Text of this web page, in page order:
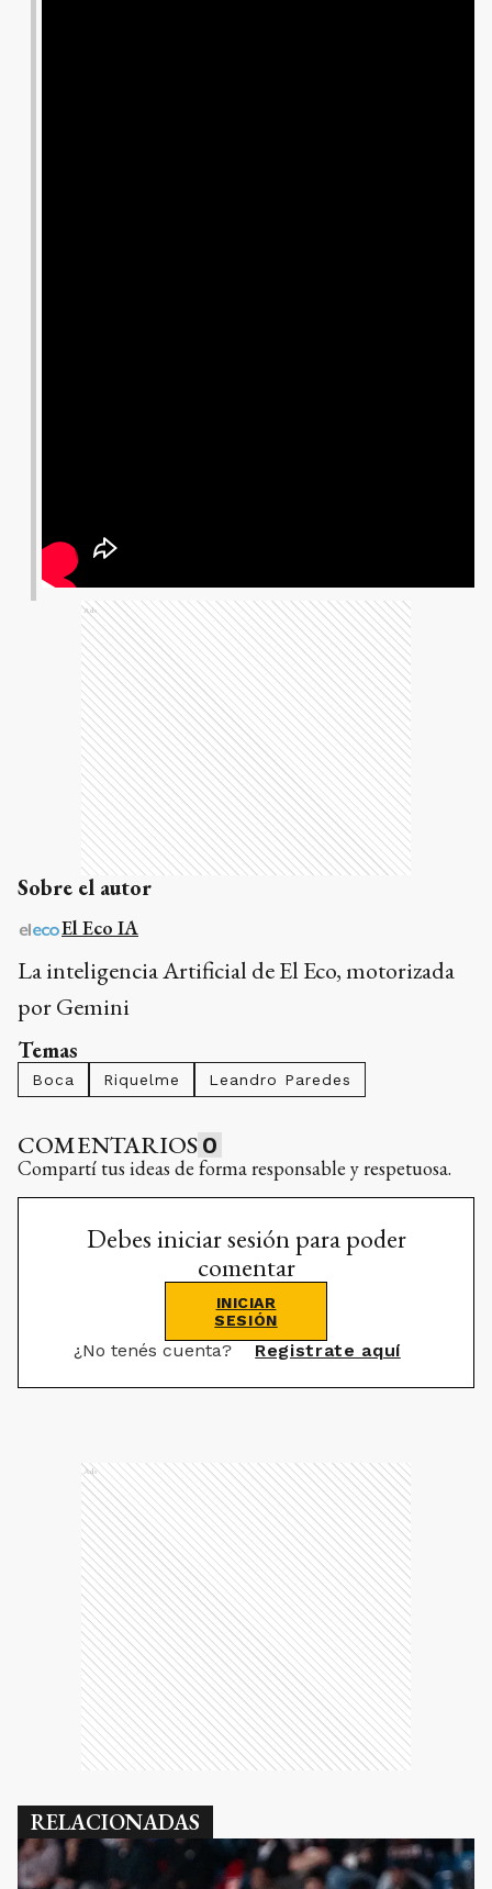
Ads
Sobre el autor
El Eco IA
La inteligencia Artificial de El Eco, motorizada
por Gemini
Temas
Boca Riquelme Leandro Paredes
COMENTARIOS 0
Compartí tus ideas de forma responsable y respetuosa.
Debes iniciar sesión para poder
comentar
INICIAR
SESIÓN
¿No tenés cuenta? Registrate aquí
Ads
RELACIONADAS